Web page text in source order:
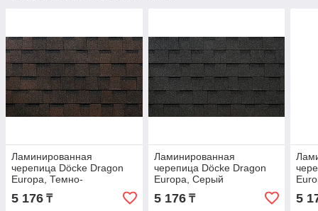
Ламинированная
черепица Döcke Dragon
Europa, Темно-
коричневый
5 176 ₸
Ламинированная
черепица Döcke Dragon
Europa, Серый
5 176₸ 5